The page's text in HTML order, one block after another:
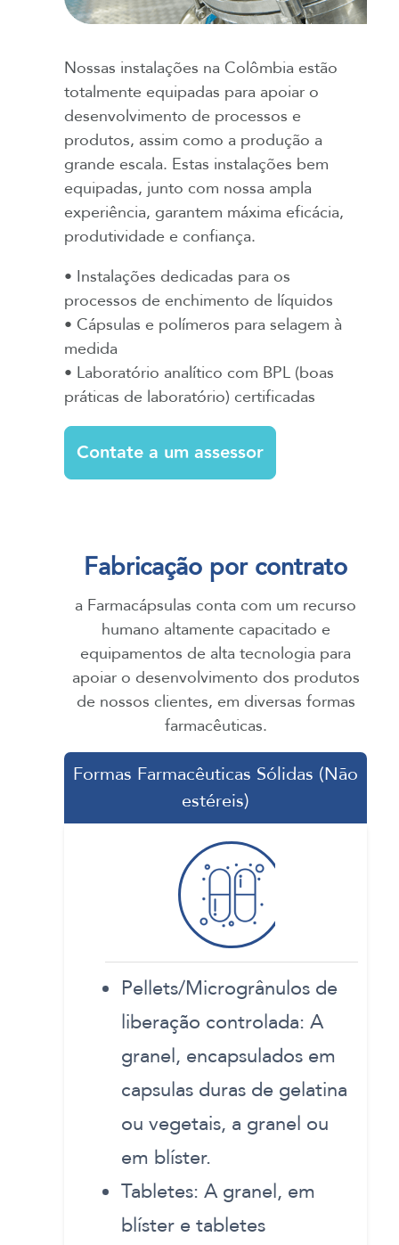
Nossas instalações na Colômbia estão
totalmente equipadas para apoiar o
desenvolvimento de processos e
produtos, assim como a produção a
grande escala. Estas instalações bem
equipadas, junto com nossa ampla
experiência, garantem máxima eficácia,
produtividade e confiança.
• Instalações dedicadas para os
processos de enchimento de líquidos
• Cápsulas e polímeros para selagem à
medida
• Laboratório analítico com BPL (boas
práticas de laboratório) certificadas
Contate a um assessor
Fabricação por contrato
a Farmacápsulas conta com um recurso
humano altamente capacitado e
equipamentos de alta tecnologia para
apoiar o desenvolvimento dos produtos
de nossos clientes, em diversas formas
farmacêuticas.
Formas Farmacêuticas Sólidas (Não
estéreis)
Pellets/Microgrânulos de
liberação controlada: A
granel, encapsulados em
capsulas duras de gelatina
ou vegetais, a granel ou
em blíster.
Tabletes: A granel, em
blíster e tabletes